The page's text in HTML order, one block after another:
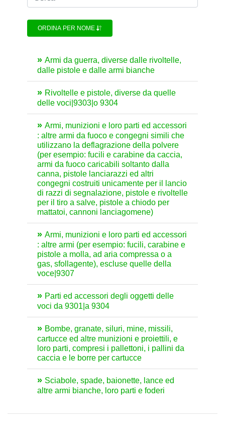
ORDINA PER NOME
Armi da guerra, diverse dalle rivoltelle,
dalle pistole e dalle armi bianche
Rivoltelle e pistole, diverse da quelle
delle voci|9303|o 9304
Armi, munizioni e loro parti ed accessori
: altre armi da fuoco e congegni simili che
utilizzano la deflagrazione della polvere
(per esempio: fucili e carabine da caccia,
armi da fuoco caricabili soltanto dalla
canna, pistole lanciarazzi ed altri
congegni costruiti unicamente per il lancio
di razzi di segnalazione, pistole e rivoltelle
per il tiro a salve, pistole a chiodo per
mattatoi, cannoni lanciagomene)
Armi, munizioni e loro parti ed accessori
: altre armi (per esempio: fucili, carabine e
pistole a molla, ad aria compressa o a
gas, sfollagente), escluse quelle della
voce|9307
Parti ed accessori degli oggetti delle
voci da 9301|a 9304
Bombe, granate, siluri, mine, missili,
cartucce ed altre munizioni e proiettili, e
loro parti, compresi i pallettoni, i pallini da
caccia e le borre per cartucce
Sciabole, spade, baionette, lance ed
altre armi bianche, loro parti e foderi